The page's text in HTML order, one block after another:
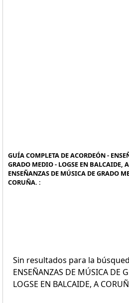
GUÍA COMPLETA DE ACORDEÓN -
GRADO MEDIO - LOGSE EN BALCAIDE,
ENSEÑANZAS DE MÚSICA DE GRADO
CORUÑA. :
Sin resultados para la
ENSEÑANZAS DE MÚSICA DE
LOGSE EN BALCAIDE, A